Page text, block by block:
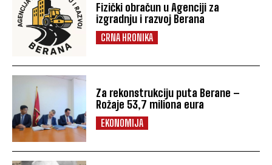
Fizički obračun u Agenciji za
izgradnju i razvoj Berana
CRNA HRONIKA
Za rekonstrukciju puta Berane –
Rožaje 53,7 miliona eura
EKONOMIJA